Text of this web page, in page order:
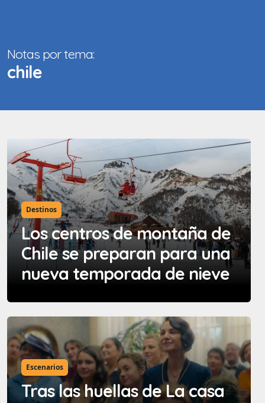
Notas por tema:
chile
Destinos
Los centros de montaña de
Chile se preparan para una
nueva temporada de nieve
Escenarios
Tras las huellas de La casa